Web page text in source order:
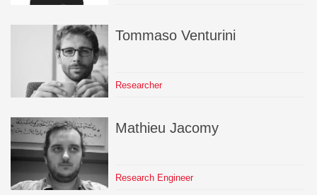
Tommaso Venturini
Researcher
Mathieu Jacomy
Research Engineer